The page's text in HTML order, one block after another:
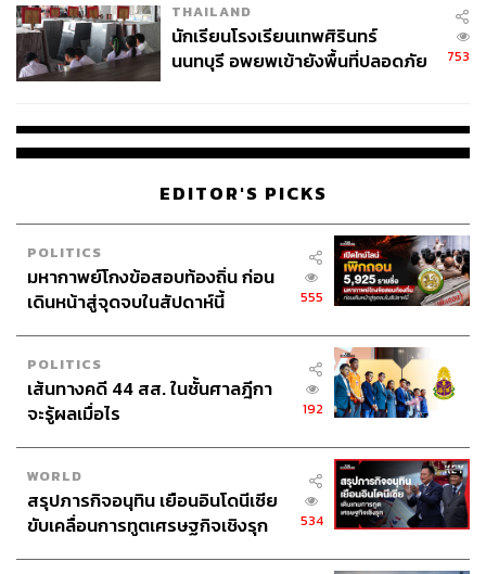
จ่ายหนี้-แอบระบุแบรนด์
THAILAND
นักเรียนโรงเรียนเทพศิรินทร์
นนทบุรี อพยพเข้ายังพื้นที่ปลอดภัย
753
EDITOR'S PICKS
POLITICS
มหากาพย์โกงข้อสอบท้องถิ่น ก่อน
เดินหน้าสู่จุดจบในสัปดาห์นี้
555
POLITICS
เส้นทางคดี 44 สส. ในชั้นศาลฎีกา
จะรู้ผลเมื่อไร
192
WORLD
สรุปภารกิจอนุทิน เยือนอินโดนีเซีย
ขับเคลื่อนการทูตเศรษฐกิจเชิงรุก
534